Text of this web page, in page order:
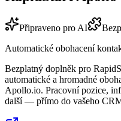
Připraveno pro AI
Automatické obohacení
Bezplatný doplněk pro
automatické a hromadné
Apollo.io. Pracovní pozice,
další — přímo do vašeho